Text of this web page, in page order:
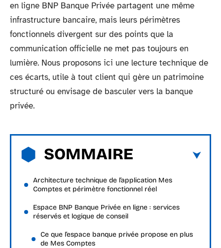
en ligne BNP Banque Privée partagent une même
infrastructure bancaire, mais leurs périmètres
fonctionnels divergent sur des points que la
communication officielle ne met pas toujours en
lumière. Nous proposons ici une lecture technique de
ces écarts, utile à tout client qui gère un patrimoine
structuré ou envisage de basculer vers la banque
privée.
SOMMAIRE
Architecture technique de l’application Mes
Comptes et périmètre fonctionnel réel
Espace BNP Banque Privée en ligne : services
réservés et logique de conseil
Ce que l’espace banque privée propose en plus
de Mes Comptes